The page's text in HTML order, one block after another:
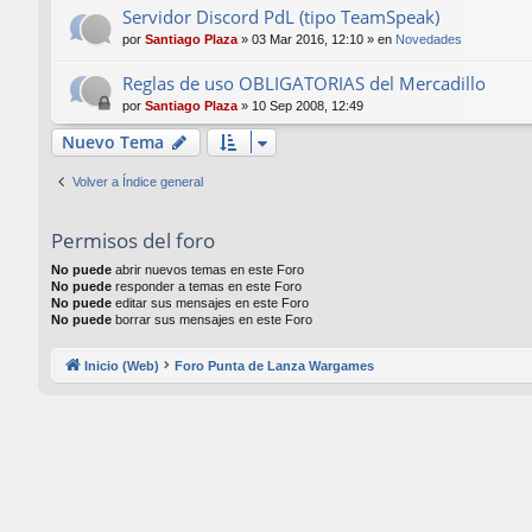
Servidor Discord PdL (tipo TeamSpeak)
por Santiago Plaza » 03 Mar 2016, 12:10 » en Novedades
Reglas de uso OBLIGATORIAS del Mercadillo
por Santiago Plaza » 10 Sep 2008, 12:49
Nuevo Tema
Volver a Índice general
Permisos del foro
No puede abrir nuevos temas en este Foro
No puede responder a temas en este Foro
No puede editar sus mensajes en este Foro
No puede borrar sus mensajes en este Foro
Inicio (Web) Foro Punta de Lanza Wargames